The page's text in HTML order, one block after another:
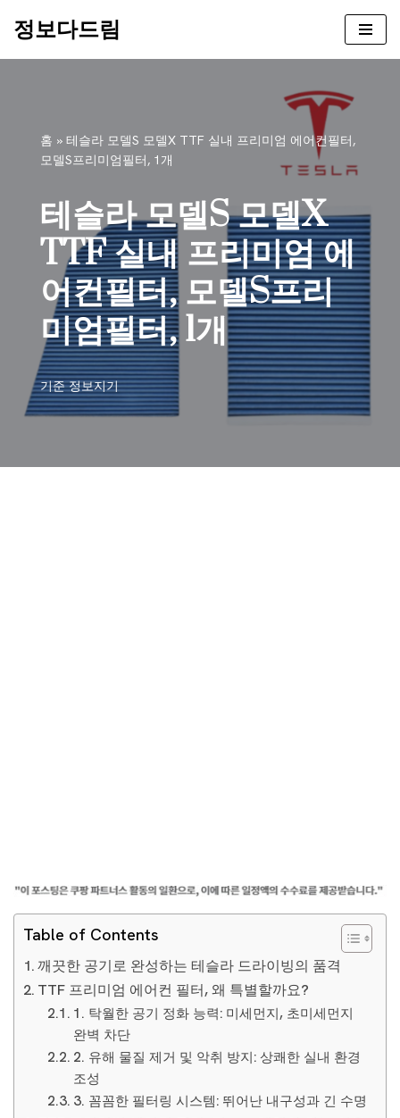
정보다드림
홈 » 테슬라 모델S 모델X TTF 실내 프리미엄 에어컨필터,
모델S프리미엄필터, 1개
테슬라 모델S 모델X
TTF 실내 프리미엄 에
어컨필터, 모델S프리
미엄필터, 1개
기준정보지기
Table of Contents
깨끗한 공기로 완성하는 테슬라 드라이빙의 품격
TTF 프리미엄 에어컨 필터, 왜 특별할까요?
1. 탁월한 공기 정화 능력: 미세먼지, 초미세먼지
완벽 차단
2. 유해 물질 제거 및 악취 방지: 상쾌한 실내 환경
조성
3. 꼼꼼한 필터링 시스템: 뛰어난 내구성과 긴 수명